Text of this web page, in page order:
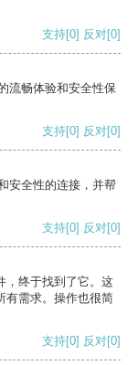
支持[0] 反对[0]
流畅体验和安全性保
支持[0] 反对[0]
安全性的连接，并帮
支持[0] 反对[0]
，终于找到了它。这
有需求。操作也很简
支持[0] 反对[0]